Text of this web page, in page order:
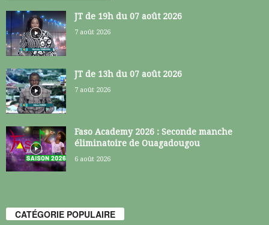
JT de 19h du 07 août 2026
7 août 2026
JT de 13h du 07 août 2026
7 août 2026
Faso Academy 2026 : Seconde manche
éliminatoire de Ouagadougou
6 août 2026
CATÉGORIE POPULAIRE